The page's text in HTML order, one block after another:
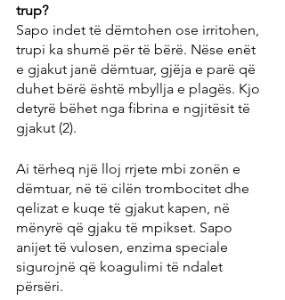
trup?
Sapo indet të dëmtohen ose irritohen,
trupi ka shumë për të bërë. Nëse enët
e gjakut janë dëmtuar, gjëja e parë që
duhet bërë është mbyllja e plagës. Kjo
detyrë bëhet nga fibrina e ngjitësit të
gjakut (2).
Ai tërheq një lloj rrjete mbi zonën e
dëmtuar, në të cilën trombocitet dhe
qelizat e kuqe të gjakut kapen, në
mënyrë që gjaku të mpikset. Sapo
anijet të vulosen, enzima speciale
sigurojnë që koagulimi të ndalet
përsëri.